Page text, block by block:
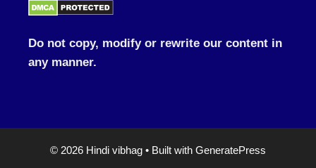
Do not copy, modify or rewrite our content in
any manner.
© 2026 Hindi vibhag • Built with GeneratePress